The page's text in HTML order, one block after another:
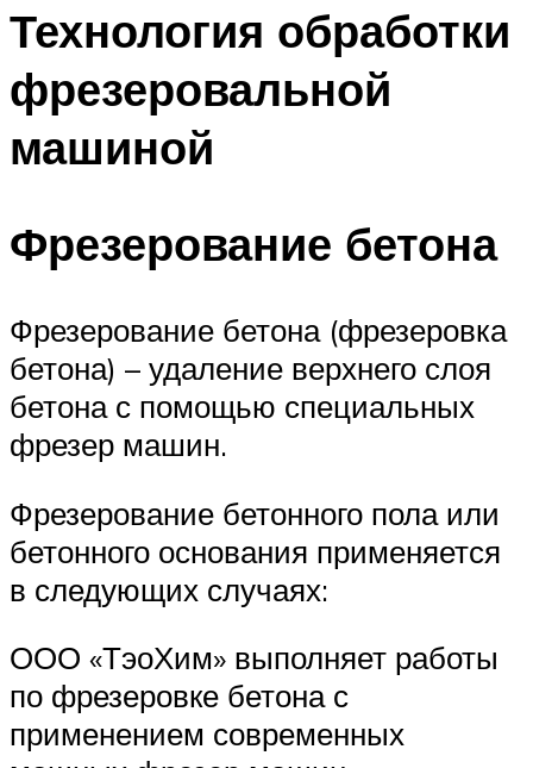
Технология обработки
фрезеровальной
машиной
Фрезерование бетона
Фрезерование бетона (фрезеровка
бетона) – удаление верхнего слоя
бетона с помощью специальных
фрезер машин.
Фрезерование бетонного пола или
бетонного основания применяется
в следующих случаях:
ООО «ТэоХим» выполняет работы
по фрезеровке бетона с
применением современных